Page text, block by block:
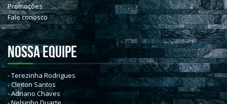
Promoções
Fale conosco
NOSSA EQUIPE
- Terezinha Rodrigues
- Cleiton Santos
- Adriano Chaves